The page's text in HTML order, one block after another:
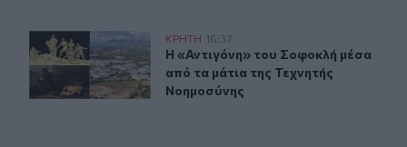
Η «Αντιγόνη» του Σοφοκλή μέσα από τα μάτια της
ΚΡΗΤΗ 16:37
Η «Αντιγόνη» του Σοφοκλή μέσα
Η «Αντιγόνη» του Σοφοκλή μέσα
από τα μάτια της Τεχνητής
Νοημοσύνης